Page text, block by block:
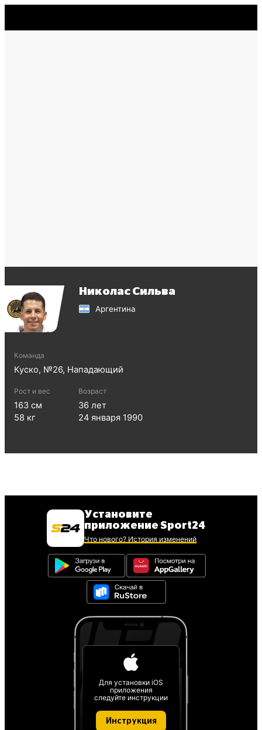
Николас Сильва
Аргентина
Команда
Куско, №26, Нападающий
Рост и вес
163 см
58 кг
Возраст
36 лет
24 января 1990
Установите
приложение Sport24
Что нового? История изменений
Для установки iOS
приложения
следуйте инструкции
Инструкция